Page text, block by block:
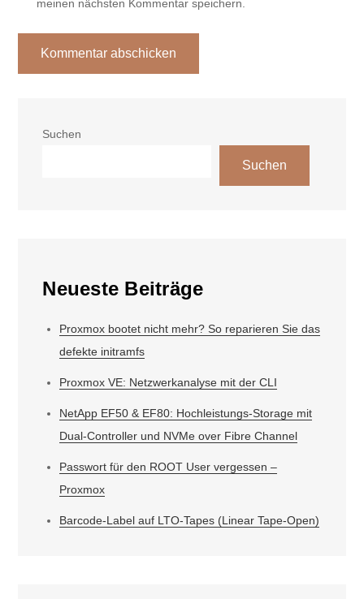
meinen nächsten Kommentar speichern.
Suchen
Suchen
Neueste Beiträge
Proxmox bootet nicht mehr? So reparieren Sie das
defekte initramfs
Proxmox VE: Netzwerkanalyse mit der CLI
NetApp EF50 & EF80: Hochleistungs-Storage mit
Dual-Controller und NVMe over Fibre Channel
Passwort für den ROOT User vergessen –
Proxmox
Barcode-Label auf LTO-Tapes (Linear Tape-Open)